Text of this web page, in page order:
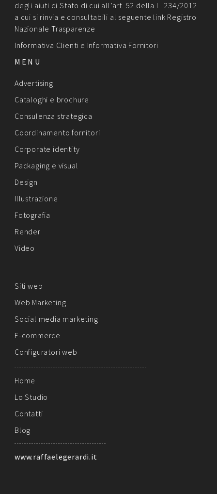
degli aiuti di Stato di cui all’art. 52 della L. 234/2012
a cui si rinvia e consultabili al seguente link Registro
Nazionale Trasparenze
Informativa Clienti e Informativa Fornitori
MENU
Advertising
Cataloghi e brochure
Consulenza strategica
Coordinamento fornitori
Corporate identity
Packaging e visual
Design
Illustrazione
Fotografia
Render
Video
Siti web
Web Marketing
Social media marketing
E-commerce
Configuratori web
Home
Lo Studio
Contatti
Blog
www.raffaelegerardi.it